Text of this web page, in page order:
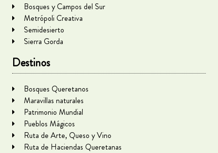
Bosques y Campos del Sur
Metrópoli Creativa
Semidesierto
Sierra Gorda
Destinos
Bosques Queretanos
Maravillas naturales
Patrimonio Mundial
Pueblos Mágicos
Ruta de Arte, Queso y Vino
Ruta de Haciendas Queretanas